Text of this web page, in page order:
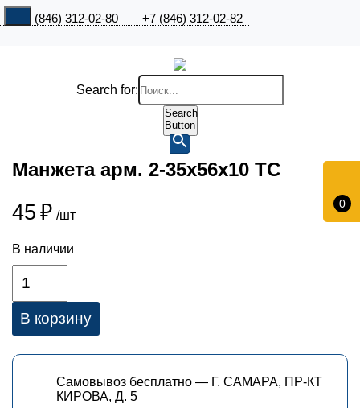
+7 (846) 312-02-80 +7 (846) 312-02-82
0
Search for:
Search
Button
Манжета арм. 2-35х56х10 ТС
45 ₽ /шт
В наличии
В корзину
Самовывоз бесплатно — Г. САМАРА, ПР-КТ
КИРОВА, Д. 5